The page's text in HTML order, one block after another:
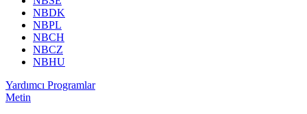
NBDK
NBPL
NBCH
NBCZ
NBHU
Yardımcı Programlar
Metin